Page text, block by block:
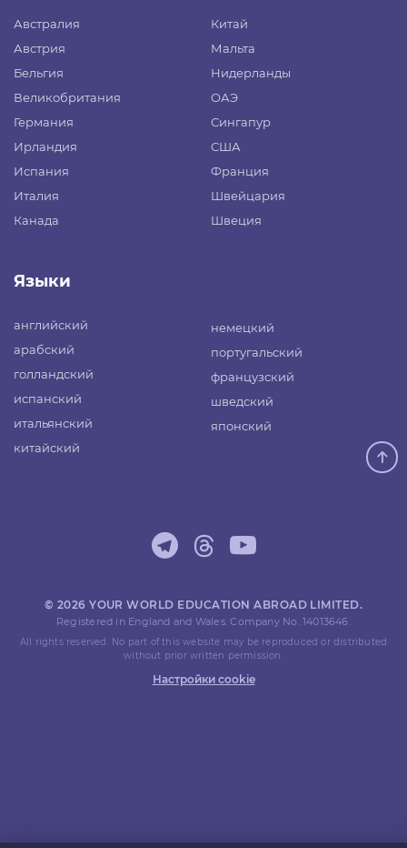
Австралия
Австрия
Бельгия
Великобритания
Германия
Ирландия
Испания
Италия
Канада
Китай
Мальта
Нидерланды
ОАЭ
Сингапур
США
Франция
Швейцария
Швеция
Языки
английский
арабский
голландский
испанский
итальянский
китайский
немецкий
португальский
французский
шведский
японский
© 2026 YOUR WORLD EDUCATION ABROAD LIMITED.
Registered in England and Wales. Company No. 14013646.
All rights reserved. No part of this website may be reproduced or distributed
without prior written permission.
Настройки cookie